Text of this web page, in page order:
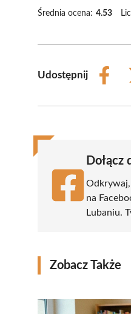
Średnia ocena: 4.53
Udostępnij
Share
Dołącz
Odkrywaj,
na
Lubaniu.
Zobacz Także